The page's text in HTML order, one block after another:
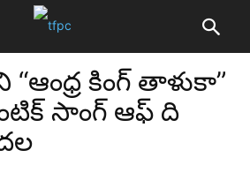
కింగ్ తాళుకా”
సాంగ్ ఆఫ్ ది